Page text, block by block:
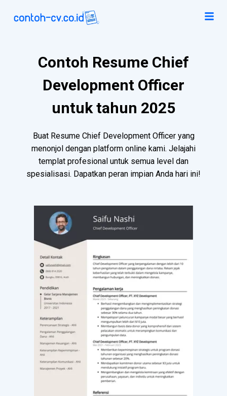
Contoh Resume Chief
Development Officer
untuk tahun 2025
Buat Resume Chief Development Officer yang
menonjol dengan platform online kami. Jelajahi
templat profesional untuk semua level dan
spesialisasi. Dapatkan peran impian Anda hari ini!